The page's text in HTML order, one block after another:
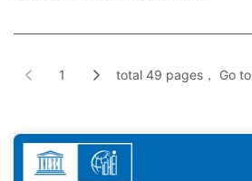
1 total 49 pages， Go to